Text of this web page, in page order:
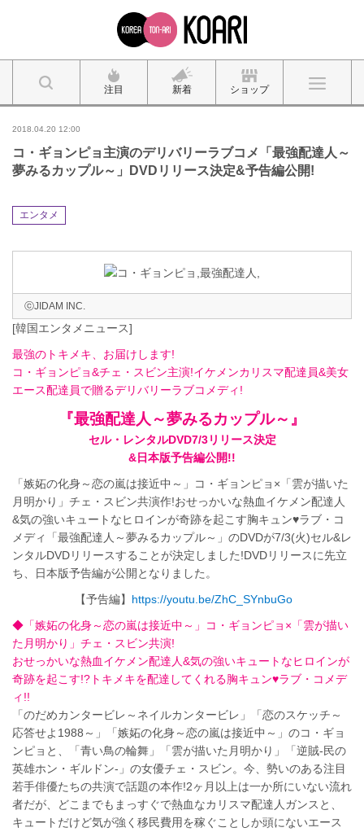
注目 新着 ショップ
2018.04.20 12:00
コ・ギョンピョ主演のデリバリーラブコメ「最強配達人～
夢みるカップル～」DVDリリース決定&予告編公開!
エンタメ
ⓒJIDAM INC.
[韓国エンタメニュース]
最強のトキメキ、お届けします!
コ・ギョンピョ&チェ・スビン主演!イケメンカリスマ配達員&美女
エース配達員で贈るデリバリーラブコメディ!
『最強配達人～夢みるカップル～』
セル・レンタルDVD7/3リリース決定
&日本版予告編公開!!
「嫉妬の化身～恋の嵐は接近中～」コ・ギョンピョ×「雲が描いた
月明かり」チェ・スビン共演作!おせっかいな熱血イケメン配達人
&気の強いキュートなヒロインが奇跡を起こす胸キュン♥ラブ・コ
メディ「最強配達人～夢みるカップル～」のDVDが7/3(火)セル&レ
ンタルDVDリリースすることが決定しました!DVDリリースに先立
ち、日本版予告編が公開となりました。
【予告編】 https://youtu.be/ZhC_SYnbuGo
◆「嫉妬の化身～恋の嵐は接近中～」コ・ギョンピョ×「雲が描い
た月明かり」チェ・スビン共演!
おせっかいな熱血イケメン配達人&気の強いキュートなヒロインが
奇跡を起こす!?トキメキを配達してくれる胸キュン♥ラブ・コメデ
ィ!!
「のだめカンタービレ～ネイルカンタービレ」「恋のスケッチ～
応答せよ1988～」「嫉妬の化身～恋の嵐は接近中～」のコ・ギョ
ンピョと、「青い鳥の輪舞」「雲が描いた月明かり」「逆賊-民の
英雄ホン・ギルドン-」の女優チェ・スビン。今、勢いのある注目
若手俳優たちの共演で話題の本作!2ヶ月以上は一か所にいない流れ
者だが、どこまでもまっすぐで熱血なカリスマ配達人ガンスと、
キュートだけど気が強く移民費用を稼ぐことしか頭にないエース